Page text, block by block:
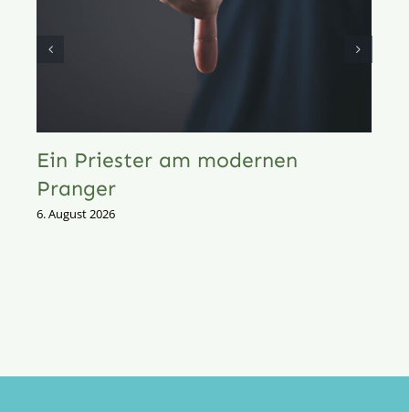
Ein Priester am modernen
Pranger
6. August 2026